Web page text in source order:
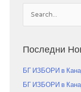
r
h
f
Последни
БГ ИЗБОРИ в
БГ ИЗБОРИ в